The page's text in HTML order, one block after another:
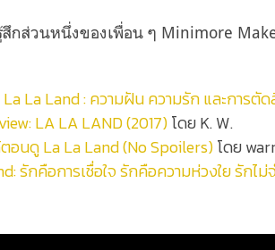
กส่วนหนึ่งของเพื่อน ๆ Minimore
La Land : ความฝัน ความรัก และการตัด
LA LA LAND (2017)โดย K. W.
อนดู La La Land (No Spoilers)โดย
รักคือการเชื่อใจ รักคือความห่วงใย รักไ